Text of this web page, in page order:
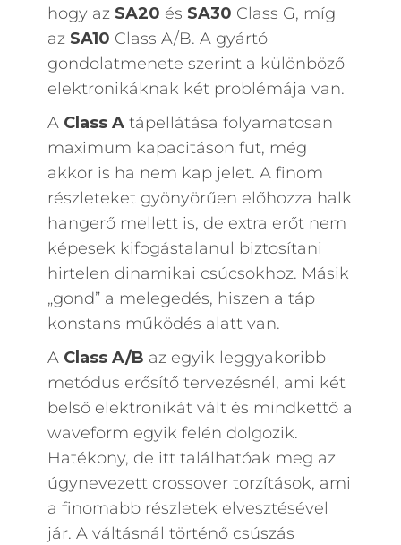
hogy az SA20 és SA30 Class G, míg
az SA10 Class A/B. A gyártó
gondolatmenete szerint a különböző
elektronikáknak két problémája van.
A Class Atápellátása folyamatosan
maximum kapacitáson fut, még
akkor is ha nem kap jelet. A finom
részleteket gyönyörűen előhozza halk
hangerő mellett is, de extra erőt nem
képesek kifogástalanul biztosítani
hirtelen dinamikai csúcsokhoz. Másik
„gond” a melegedés, hiszen a táp
konstans működés alatt van.
A Class A/B az egyik leggyakoribb
metódus erősítő tervezésnél, ami két
belső elektronikát vált és mindkettő a
waveform egyik felén dolgozik.
Hatékony, de itt találhatóak meg az
úgynevezett crossover torzítások, ami
a finomabb részletek elvesztésével
jár. A váltásnál történő csúszás